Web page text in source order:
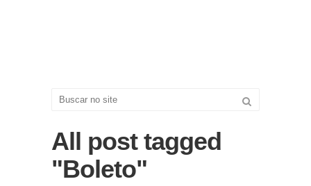
All post tagged
"Boleto"